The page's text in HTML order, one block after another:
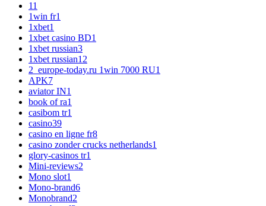
11
1win fr1
1xbet1
1xbet casino BD1
1xbet russian3
1xbet russian1 2
2_europe-today.ru 1win 7000 RU1
APK7
aviator IN1
book of ra1
casibom tr1
casino39
casino en ligne fr8
casino zonder crucks netherlands1
glory-casinos tr1
Mini-reviews2
Mono slot1
Mono-brand6
Monobrand2